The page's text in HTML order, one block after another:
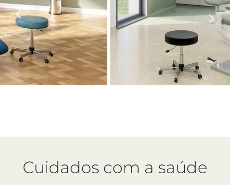
Cuidados com a saúde